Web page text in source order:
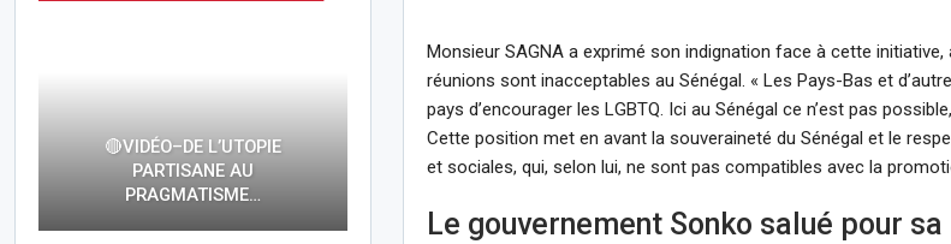
Monsieur SAGNA a exprimé son indignation face à cette
réunions sont inacceptables au Sénégal. « Les Pays-Bas et
pays d’encourager les LGBTQ. Ici au Sénégal ce n’est pas
Cette position met en avant la souveraineté du Sénégal et le
et sociales, qui, selon lui, ne sont pas compatibles avec la
Le gouvernement Sonko salué pour
🔴VIDÉO–DE L’UTOPIE
PARTISANE AU
PRAGMATISME…